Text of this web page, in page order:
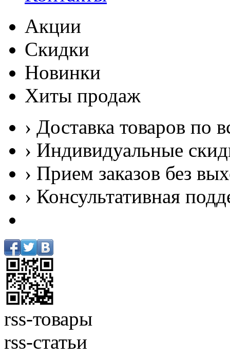
Акции
Скидки
Новинки
Хиты продаж
› Доставка товаров по
› Индивидуальные
› Прием заказов без
› Консультативная
rss-товары
rss-статьи